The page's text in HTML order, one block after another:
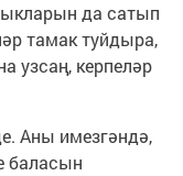
да сатып
тамак туйдыра,
узсаң, керпеләр
Аны имезгәндә,
баласын